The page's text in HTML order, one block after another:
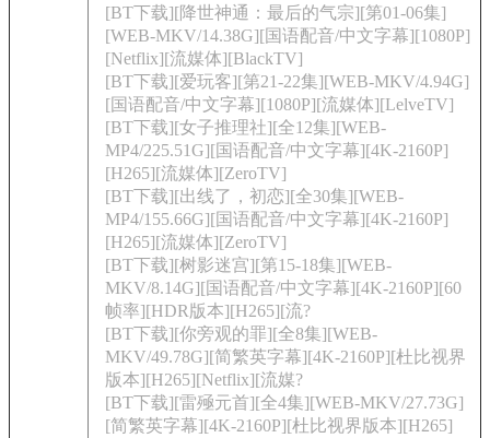
[BT下载][降世神通：最后的气宗][第01-06集]
[WEB-MKV/14.38G][国语配音/中文字幕][1080P]
[Netflix][流媒体][BlackTV]
[BT下载][爱玩客][第21-22集][WEB-MKV/4.94G]
[国语配音/中文字幕][1080P][流媒体][LelveTV]
[BT下载][女子推理社][全12集][WEB-
MP4/225.51G][国语配音/中文字幕][4K-2160P]
[H265][流媒体][ZeroTV]
[BT下载][出线了，初恋][全30集][WEB-
MP4/155.66G][国语配音/中文字幕][4K-2160P]
[H265][流媒体][ZeroTV]
[BT下载][树影迷宫][第15-18集][WEB-
MKV/8.14G][国语配音/中文字幕][4K-2160P][60
帧率][HDR版本][H265][流?
[BT下载][你旁观的罪][全8集][WEB-
MKV/49.78G][简繁英字幕][4K-2160P][杜比视界
版本][H265][Netflix][流媒?
[BT下载][雷殛元首][全4集][WEB-MKV/27.73G]
[简繁英字幕][4K-2160P][杜比视界版本][H265]